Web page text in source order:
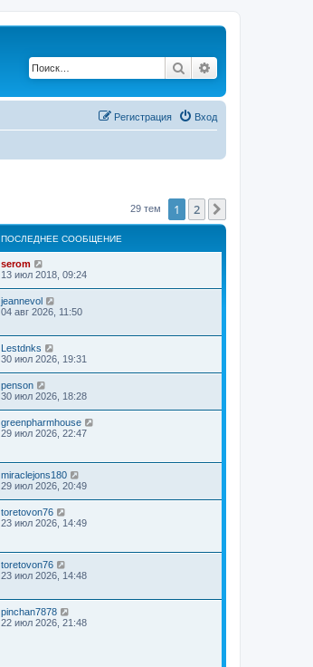
Поиск
Вход
Регистрация
29 тем 1 2
ПОСЛЕДНЕЕ СООБЩЕНИЕ
serom
13 июл 2018, 09:24
jeannevol
04 авг 2026, 11:50
Lestdnks
30 июл 2026, 19:31
penson
30 июл 2026, 18:28
greenpharmhouse
29 июл 2026, 22:47
miraclejons180
29 июл 2026, 20:49
toretovon76
23 июл 2026, 14:49
toretovon76
23 июл 2026, 14:48
pinchan7878
22 июл 2026, 21:48